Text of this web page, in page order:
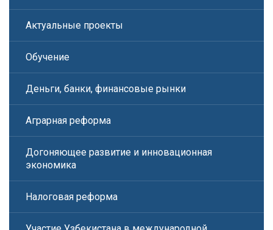
Актуальные проекты
Обучение
Деньги, банки, финансовые рынки
Аграрная реформа
Догоняющее развитие и инновационная
экономика
Налоговая реформа